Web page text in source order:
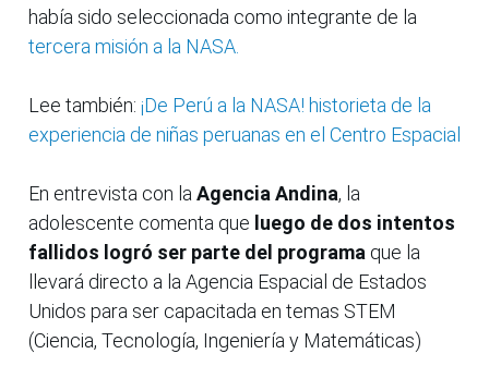
había sido seleccionada como integrante de la
tercera misión a la NASA.
Lee también: ¡De Perú a la NASA! historieta de la
experiencia de niñas peruanas en el Centro Espacial
En entrevista con la Agencia Andina, la
adolescente comenta que luego de dos intentos
fallidos logró ser parte del programa que la
llevará directo a la Agencia Espacial de Estados
Unidos para ser capacitada en temas STEM
(Ciencia, Tecnología, Ingeniería y Matemáticas)